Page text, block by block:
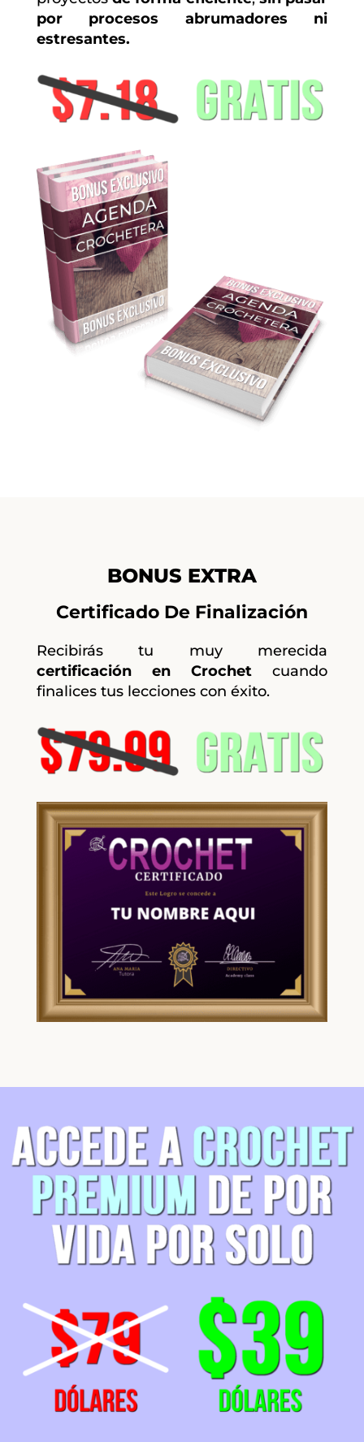
por procesos abrumadores ni
estresantes.
BONUS EXTRA
Certificado De Finalización
Recibirás tu muy merecida
certificación en Crochet cuando
finalices tus lecciones con éxito.